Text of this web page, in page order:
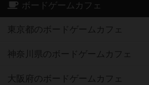
ボードゲームカフェ
東京都のボードゲームカフェ
神奈川県のボードゲームカフェ
大阪府のボードゲームカフェ